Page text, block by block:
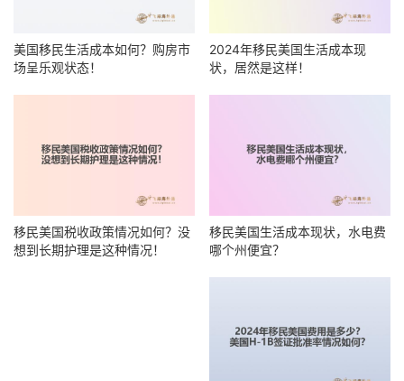
美国移民生活成本如何？购房市
场呈乐观状态！
2024年移民美国生活成本现
状，居然是这样！
移民美国税收政策情况如何？没
想到长期护理是这种情况！
移民美国生活成本现状，水电费
哪个州便宜？